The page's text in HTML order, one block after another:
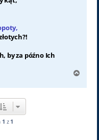
by za późno Ich
g
1 z 1